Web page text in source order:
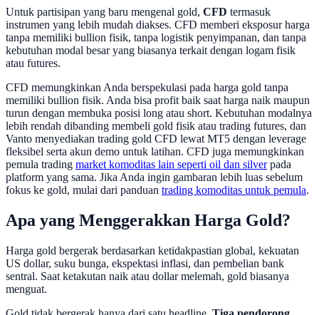
Untuk partisipan yang baru mengenal gold, CFD termasuk
instrumen yang lebih mudah diakses. CFD memberi eksposur harga
tanpa memiliki bullion fisik, tanpa logistik penyimpanan, dan tanpa
kebutuhan modal besar yang biasanya terkait dengan logam fisik
atau futures.
CFD memungkinkan Anda berspekulasi pada harga gold tanpa
memiliki bullion fisik. Anda bisa profit baik saat harga naik maupun
turun dengan membuka posisi long atau short. Kebutuhan modalnya
lebih rendah dibanding membeli gold fisik atau trading futures, dan
Vanto menyediakan trading gold CFD lewat MT5 dengan leverage
fleksibel serta akun demo untuk latihan. CFD juga memungkinkan
pemula trading market komoditas lain seperti oil dan silverpada
platform yang sama. Jika Anda ingin gambaran lebih luas sebelum
fokus ke gold, mulai dari panduan trading komoditas untuk pemula.
Apa yang Menggerakkan Harga Gold?
Harga gold bergerak berdasarkan ketidakpastian global, kekuatan
US dollar, suku bunga, ekspektasi inflasi, dan pembelian bank
sentral. Saat ketakutan naik atau dollar melemah, gold biasanya
menguat.